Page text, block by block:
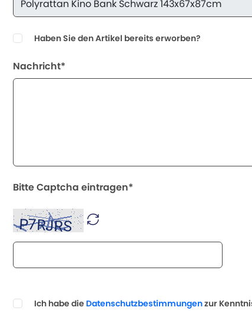
Haben Sie den Artikel bereits erworben?
Nachricht*
Bitte Captcha eintragen*
Ich habe die Datenschutzbestimmungenzur